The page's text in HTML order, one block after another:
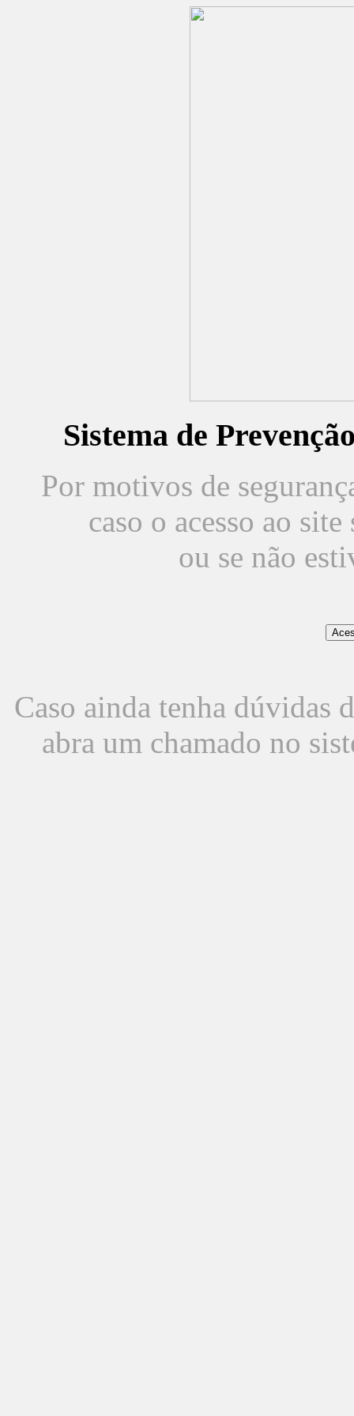
Sistema de
Por motivos de
caso o acesso ao
ou se não
Caso ainda tenha dúvidas
abra um chamado no